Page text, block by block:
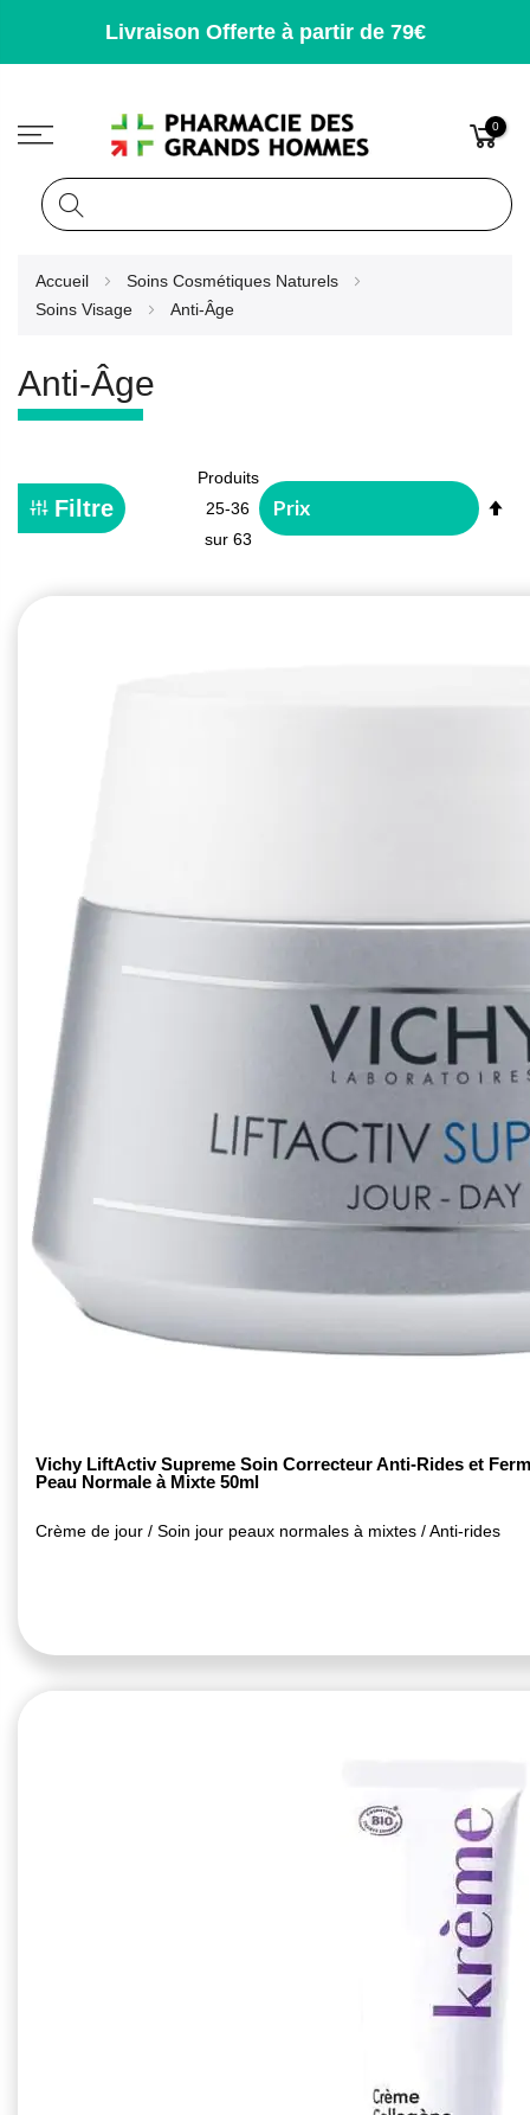
Livraison Offerte à partir de 79€
0
Accueil
Soins Cosmétiques Naturels
Soins Visage
Anti-Âge
Anti-Âge
Filtre
Produits
25-36
sur 63
Vichy LiftActiv Supreme Soin Correcteur Anti-Rides et
Peau Normale à Mixte 50ml
Crème de jour / Soin jour peaux normales à mixtes / Anti-rides